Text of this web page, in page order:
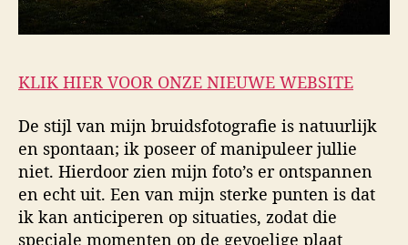
KLIK HIER VOOR ONZE NIEUWE WEBSITE
De stijl van mijn bruidsfotografie is natuurlijk
en spontaan; ik poseer of manipuleer jullie
niet. Hierdoor zien mijn foto’s er ontspannen
en echt uit. Een van mijn sterke punten is dat
ik kan anticiperen op situaties, zodat die
speciale momenten op de gevoelige plaat